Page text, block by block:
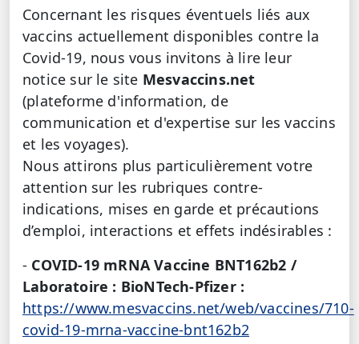
Concernant les risques éventuels liés aux
vaccins actuellement disponibles contre la
Covid-19, nous vous invitons à lire leur
notice sur le site Mesvaccins.net
(plateforme d'information, de
communication et d'expertise sur les vaccins
et les voyages).
Nous attirons plus particulièrement votre
attention sur les rubriques contre-
indications, mises en garde et précautions
d’emploi, interactions et effets indésirables :
- COVID-19 mRNA Vaccine BNT162b2 /
Laboratoire : BioNTech-Pfizer :
https://www.mesvaccins.net/web/vaccines/710-
covid-19-mrna-vaccine-bnt162b2